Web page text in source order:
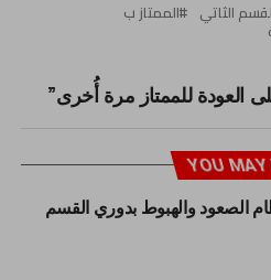
الثاتي الممتاز ب
العودة للممتاز مرة أُخرى”
YOU MAY
الصعود والهبوط بدوري القسم